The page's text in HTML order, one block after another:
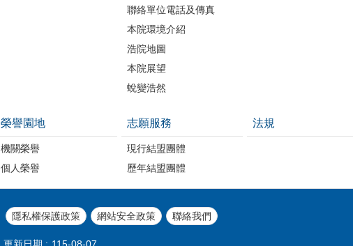
聯絡單位電話及傳真
本院環境介紹
浩院地圖
本院展望
蛻變浩然
榮譽園地
機關榮譽
個人榮譽
志願服務
現行結盟團體
歷年結盟團體
法規
隱私權保護政策 網站安全政策 聯絡我們
更新日期 115-08-07